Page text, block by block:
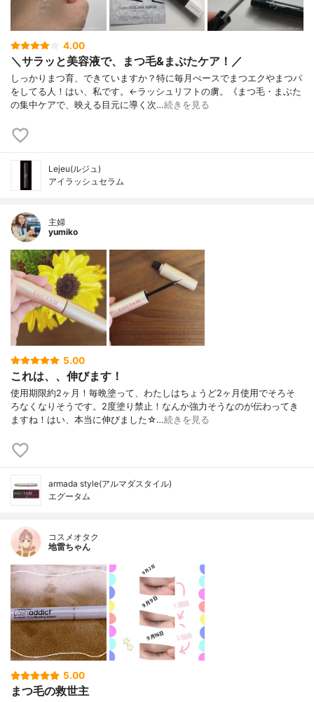
4.00
＼サラッと美容液で、まつ毛&まぶたケア！／
しっかりまつ育、できていますか？特に毎月ぺースでまつエクやまつパ
をしてる人！はい、私です。←ラッシュリフトの虜。《まつ毛・まぶた
の集中ケアで、映える目元に導く次…続きを見る
Lejeu(ルジュ)
アイラッシュセラム
主婦
yumiko
5.00
これは、、伸びます！
使用期限約2ヶ月！毎晩塗って、わたしはちょうど2ヶ月使用でそろそ
ろなくなりそうです。2度塗り禁止！なんか強力そうなのが伝わってき
ますね！はい、本当に伸びました☆…続きを見る
armada style(アルマダスタイル)
エグータム
コスメオタク
地雷ちゃん
5.00
まつ毛の救世主